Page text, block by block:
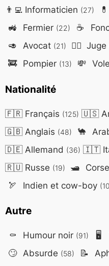
👨‍💻Informaticien (27) 💊
🚜 Fermier (22) ☕
🥑 Avocat (21) 👨‍⚖️ Juge
🚒 Pompier (13) 💸
Nationalité
🇫🇷Français (125) 🇺🇸
🇬🇧Anglais (48) 🐪
🇩🇪Allemand (36) 🇮🇹
🇷🇺Russe (19) 🛥️ Corse
🏹 Indien et cow-boy
Autre
⚰️ Humour noir (91) 🖥️
🙄 Absurde (58) 📝